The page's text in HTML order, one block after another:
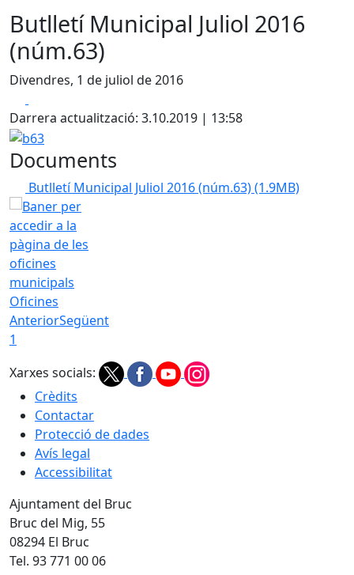
Butlletí Municipal Juliol 2016
(núm.63)
Divendres, 1 de juliol de 2016
Darrera actualització: 3.10.2019 | 13:58
b63
Documents
Butlletí Municipal Juliol 2016 (núm.63)(1.9MB)
Oficines
AnteriorSegüent
1
Xarxes socials:
Crèdits
Contactar
Protecció de dades
Avís legal
Accessibilitat
Ajuntament del Bruc
Bruc del Mig, 55
08294 El Bruc
Tel. 93 771 00 06